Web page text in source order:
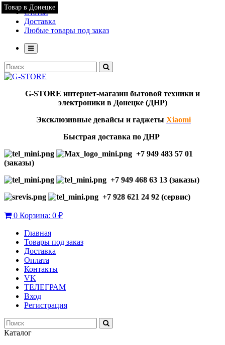
Статьи
Доставка
Любые товары под заказ
G-STORE интернет-магазин бытовой техники и
электроники в Донецке (ДНР)
Эксклюзивные девайсы и гаджеты Xiaomi
Быстрая доставка по ДНР
+7 949 483 57 01
(заказы)
+7 949 468 63 13 (заказы)
+7 928 621 24 92 (сервис)
0 Корзина: 0 ₽
Главная
Товары под заказ
Доставка
Оплата
Контакты
VK
ТЕЛЕГРАМ
Вход
Регистрация
Каталог
Товар в Донецке